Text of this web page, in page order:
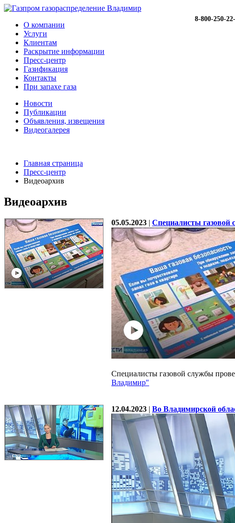
8-800-250-
О компании
Услуги
Клиентам
Раскрытие информации
Пресс-центр
Газификация
Контакты
При запахе газа
Новости
Публикации
Объявления, извещения
Видеогалерея
Главная страница
Пресс-центр
Видеоархив
Видеоархив
05.05.2023 | Специалисты
Специалисты газовой службы
Владимир"
12.04.2023 | Во Владимирской